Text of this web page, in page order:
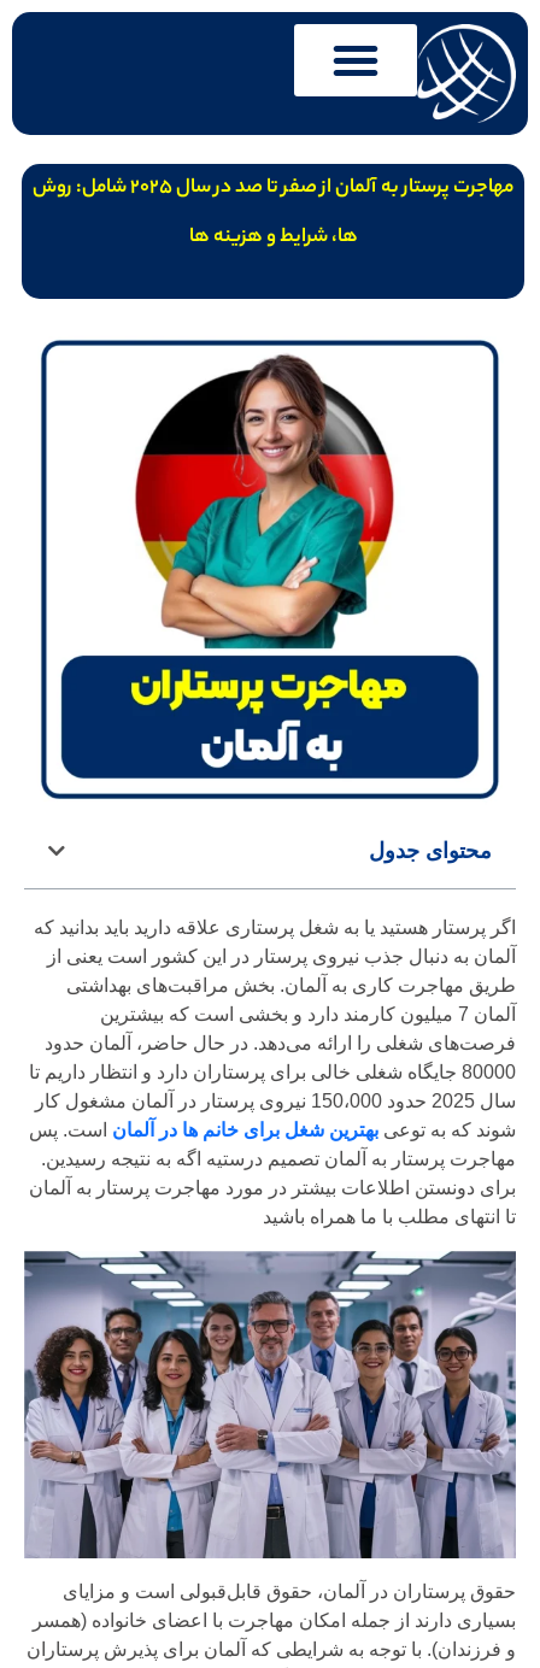
مهاجرت پرستار به آلمان از صفر تا صد در سال 2025 شامل: روش
ها، شرایط و هزینه ها
محتوای جدول
اگر پرستار هستید یا به شغل پرستاری علاقه دارید باید بدانید که
آلمان به دنبال جذب نیروی پرستار در این کشور است یعنی از
طریق مهاجرت کاری به آلمان. بخش مراقبت‌های بهداشتی
آلمان 7 میلیون کارمند دارد و بخشی است که بیشترین
فرصت‌های شغلی را ارائه می‌دهد. در حال حاضر، آلمان حدود
80000 جایگاه شغلی خالی برای پرستاران دارد و انتظار داریم تا
سال 2025 حدود 150،000 نیروی پرستار در آلمان مشغول کار
شوند که به توعیبهترین شغل برای خانم ها در آلماناست.پس
مهاجرت پرستار به آلمان تصمیم درستیه اگه به نتیجه رسیدین.
برای دونستن اطلاعات بیشتر در مورد مهاجرت پرستار به آلمان
تا انتهای مطلب با ما همراه باشید
حقوق پرستاران در آلمان، حقوق قابل‌قبولی است و مزایای
بسیاری دارند از جمله امکان مهاجرت با اعضای خانواده (همسر
و فرزندان). با توجه به شرایطی که آلمان برای پذیرش پرستاران